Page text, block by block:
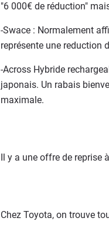
"6 000€ de réduction"
-Swace : Normalement
représente une reduction
-Across Hybride
japonais. Un rabais
maximale.
Il y a une offre de
Chez Toyota, on trouve